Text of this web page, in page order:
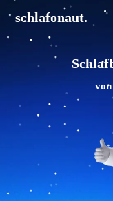
schlafonaut.